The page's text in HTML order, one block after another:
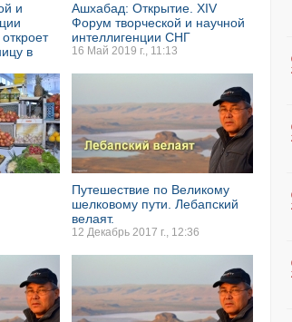
и
в
Ашхабад: Открытие. XIV
Форум творческой и научной
интеллигенции СНГ
16 Май 2019 г., 11:13
Путешествие по Великому
шелковому пути. Лебапский
велаят.
12 Декабрь 2017 г., 12:36